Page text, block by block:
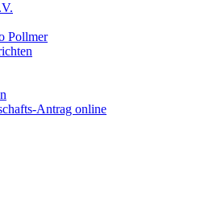
Pollmer
Antrag online